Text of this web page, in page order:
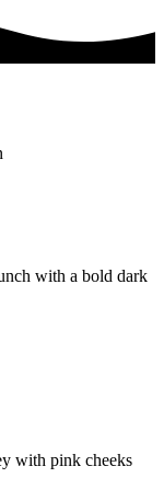
with a bold dark
with pink cheeks